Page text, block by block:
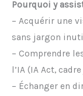
Pourquoi y
– Acquérir une
sans jargon
– Comprendre
l’IA (IA Act,
– Échanger en